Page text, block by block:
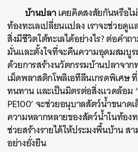
บ้านปลาเคยคิดสงสัยกันหรือไ
ท้องทะเลเปลี่ยนแปลง เราจะช่วยดู
สิ่งมีชีวิตใต้ทะเลได้อย่างไร? ต่อคำถ
มั่นและตั้งใจที่จะคืนความอุดมสมบู
ด้วยการสร้างนวัตกรรมบ้านปลาจาก
เม็ดพลาสติกโพลิเอทีลีนเกรดพิเศษ
ทนทาน และเป็นมิตรต่อสิ่งแวดล้อม
PE100’ จะช่วยอนุบาลสัตว์น้ำขนาด
ความหลากหลายของสัตว์น้ำในท้อง
ช่วยสร้างรายได้ให้ประมงพื้นบ้าน ส
อย่างยั่งยืน
ค้นหา
SHARE TWEET LINE